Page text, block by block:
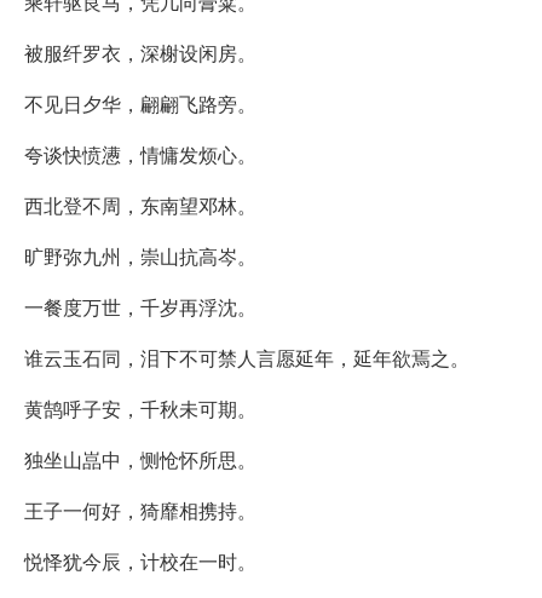
被服纤罗衣，深榭设闲房。
不见日夕华，翩翩飞路旁。
夸谈快愤懑，情慵发烦心。
西北登不周，东南望邓林。
旷野弥九州，崇山抗高岑。
一餐度万世，千岁再浮沈。
谁云玉石同，泪下不可禁人言愿延年，延年欲焉之。
黄鹄呼子安，千秋未可期。
独坐山嵓中，恻怆怀所思。
王子一何好，猗靡相携持。
悦怿犹今辰，计校在一时。